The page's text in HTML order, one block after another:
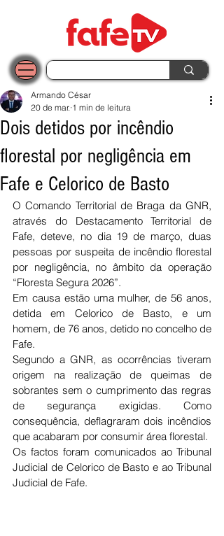
Dois detidos por incêndio
florestal por negligência em
Fafe e Celorico de Basto
Armando César
20 de mar. 1 min de leitura
O Comando Territorial de Braga da GNR,
através do Destacamento Territorial de
Fafe, deteve, no dia 19 de março, duas
pessoas por suspeita de incêndio florestal
por negligência, no âmbito da operação
“Floresta Segura 2026”.
Em causa estão uma mulher, de 56 anos,
detida em Celorico de Basto, e um
homem, de 76 anos, detido no concelho de
Fafe.
Segundo a GNR, as ocorrências tiveram
origem na realização de queimas de
sobrantes sem o cumprimento das regras
de segurança exigidas. Como
consequência, deflagraram dois incêndios
que acabaram por consumir área florestal.
Os factos foram comunicados ao Tribunal
Judicial de Celorico de Basto e ao Tribunal
Judicial de Fafe.